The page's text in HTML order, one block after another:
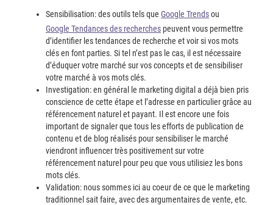
Sensibilisation: des outils tels que Google Trendsou
Google Tendances des recherches peuvent vous permettre
d’identifier les tendances de recherche et voir si vos mots
clés en font parties. Si tel n’est pas le cas, il est nécessaire
d’éduquer votre marché sur vos concepts et de sensibiliser
votre marché à vos mots clés.
Investigation: en général le marketing digital a déjà bien pris
conscience de cette étape et l’adresse en particulier grâce au
référencement naturel et payant. Il est encore une fois
important de signaler que tous les efforts de publication de
contenu et de blog réalisés pour sensibiliser le marché
viendront influencer très positivement sur votre
référencement naturel pour peu que vous utilisiez les bons
mots clés.
Validation: nous sommes ici au coeur de ce que le marketing
traditionnel sait faire, avec des argumentaires de vente, etc.